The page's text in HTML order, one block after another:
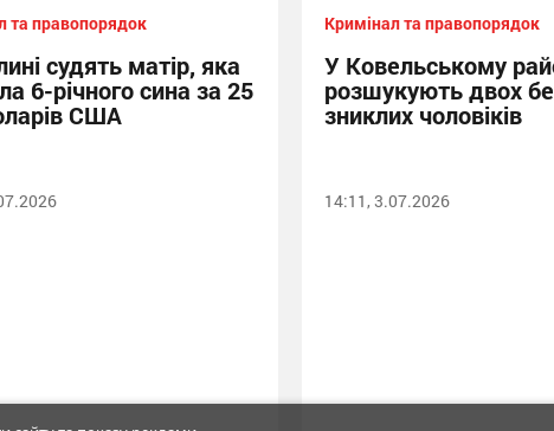
та правопорядок
судять матір, яка
6-річного сина за 25
США
Кримінал та правопорядок
У Ковельському
розшукують двох
зниклих чоловіків
14:11, 3.07.2026